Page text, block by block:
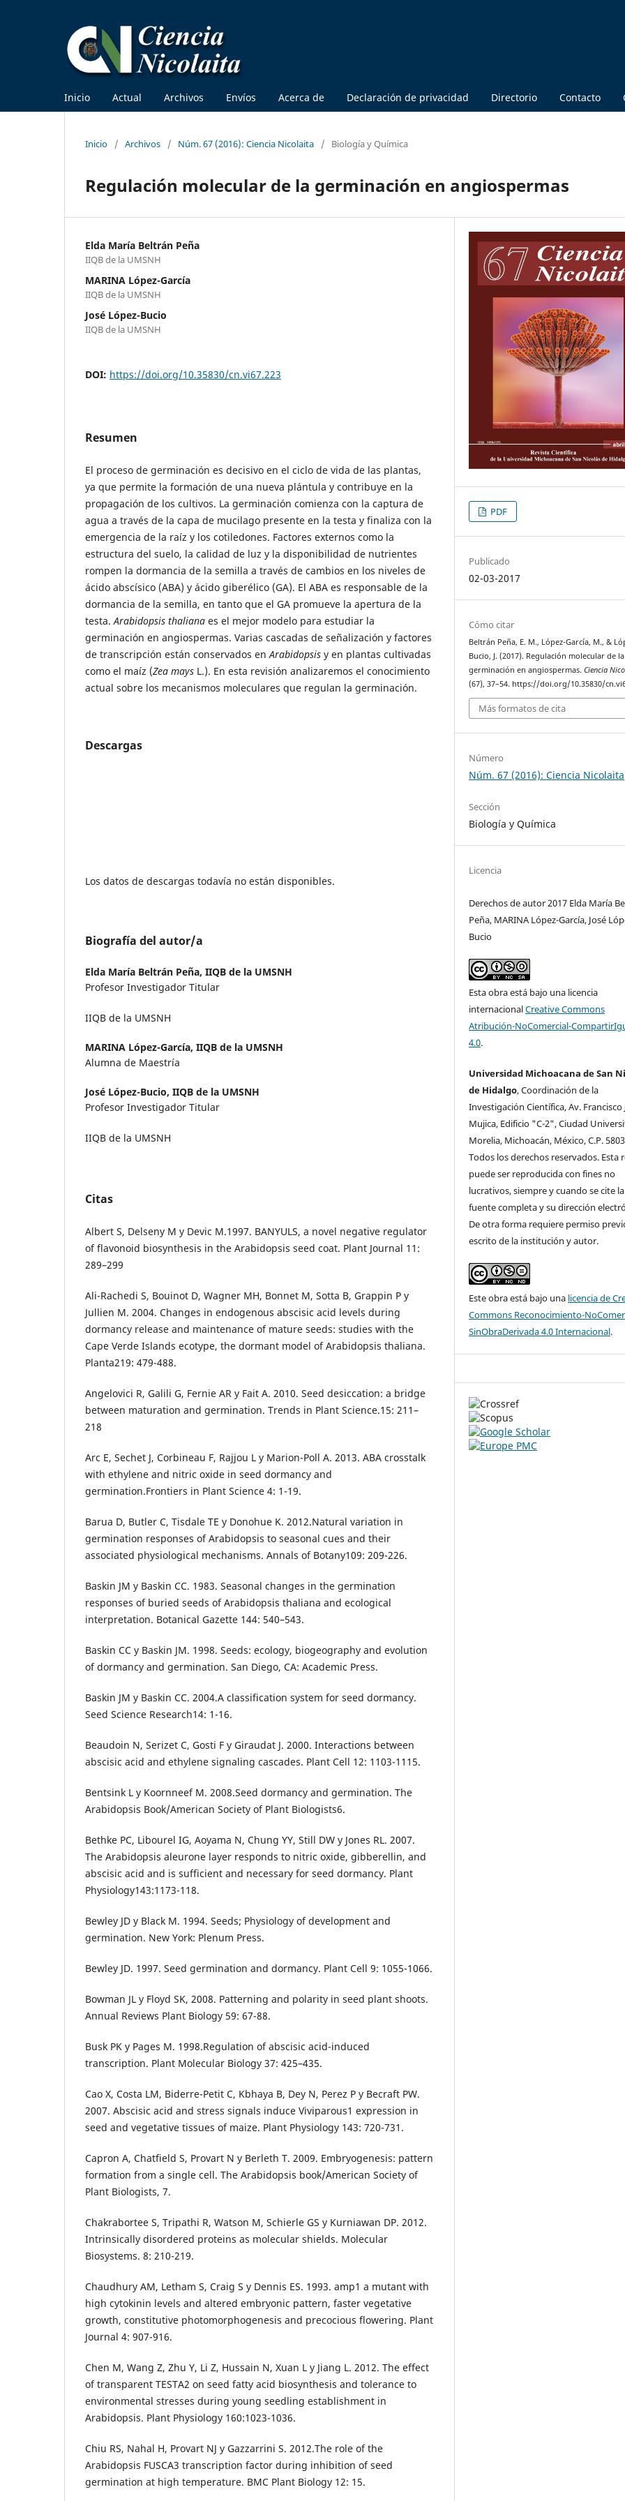
Inicio Actual Archivos Envíos Acerca de Declaración de privacidad Directorio Contacto
Inicio / Archivos / Núm. 67 (2016): Ciencia Nicolaita / Biología y Química
Regulación molecular de la germinación en angiospermas
Elda Marí­a Beltrán Peña
IIQB de la UMSNH
MARINA López-Garcí­a
IIQB de la UMSNH
José López-Bucio
IIQB de la UMSNH
DOI: https://doi.org/10.35830/cn.vi67.223
Resumen
El proceso de germinación es decisivo en el ciclo de vida de las plantas,
ya que permite la formación de una nueva plántula y contribuye en la
propagación de los cultivos. La germinación comienza con la captura de
agua a través de la capa de mucilago presente en la testa y finaliza con la
emergencia de la raíz y los cotiledones. Factores externos como la
estructura del suelo, la calidad de luz y la disponibilidad de nutrientes
rompen la dormancia de la semilla a través de cambios en los niveles de
ácido abscísico (ABA) y ácido giberélico (GA). El ABA es responsable de la
dormancia de la semilla, en tanto que el GA promueve la apertura de la
testa.Arabidopsis thaliana es el mejor modelo para estudiar la
germinación en angiospermas. Varias cascadas de señalización y factores
de transcripción están conservados enArabidopsis y en plantas cultivadas
como el maíz (Zea mays L.). En esta revisión analizaremos el conocimiento
actual sobre los mecanismos moleculares que regulan la germinación.
Descargas
Los datos de descargas todavía no están disponibles.
Biografía del autor/a
Elda Marí­a Beltrán Peña, IIQB de la UMSNH
Profesor Investigador Titular
IIQB de la UMSNH
MARINA López-Garcí­a, IIQB de la UMSNH
Alumna de Maestrí­a
José López-Bucio, IIQB de la UMSNH
Profesor Investigador Titular
IIQB de la UMSNH
Citas
Albert S, Delseny M y Devic M.1997. BANYULS, a novel negative regulator
of flavonoid biosynthesis in the Arabidopsis seed coat. Plant Journal 11:
289–299
Ali-Rachedi S, Bouinot D, Wagner MH, Bonnet M, Sotta B, Grappin P y
Jullien M. 2004. Changes in endogenous abscisic acid levels during
dormancy release and maintenance of mature seeds: studies with the
Cape Verde Islands ecotype, the dormant model of Arabidopsis thaliana.
Planta219: 479-488.
Angelovici R, Galili G, Fernie AR y Fait A. 2010. Seed desiccation: a bridge
between maturation and germination. Trends in Plant Science.15: 211–
218
Arc E, Sechet J, Corbineau F, Rajjou L y Marion-Poll A. 2013. ABA crosstalk
with ethylene and nitric oxide in seed dormancy and
germination.Frontiers in Plant Science 4: 1-19.
Barua D, Butler C, Tisdale TE y Donohue K. 2012.Natural variation in
germination responses of Arabidopsis to seasonal cues and their
associated physiological mechanisms. Annals of Botany109: 209-226.
Baskin JM y Baskin CC. 1983. Seasonal changes in the germination
responses of buried seeds of Arabidopsis thaliana and ecological
interpretation. Botanical Gazette 144: 540–543.
Baskin CC y Baskin JM. 1998. Seeds: ecology, biogeography and evolution
of dormancy and germination. San Diego, CA: Academic Press.
Baskin JM y Baskin CC. 2004.A classification system for seed dormancy.
Seed Science Research14: 1-16.
Beaudoin N, Serizet C, Gosti F y Giraudat J. 2000. Interactions between
abscisic acid and ethylene signaling cascades. Plant Cell 12: 1103-1115.
Bentsink L y Koornneef M. 2008.Seed dormancy and germination. The
Arabidopsis Book/American Society of Plant Biologists6.
Bethke PC, Libourel IG, Aoyama N, Chung YY, Still DW y Jones RL. 2007.
The Arabidopsis aleurone layer responds to nitric oxide, gibberellin, and
abscisic acid and is sufficient and necessary for seed dormancy. Plant
Physiology143:1173-118.
Bewley JD y Black M. 1994. Seeds; Physiology of development and
germination. New York: Plenum Press.
Bewley JD. 1997. Seed germination and dormancy. Plant Cell 9: 1055-1066.
Bowman JL y Floyd SK, 2008. Patterning and polarity in seed plant shoots.
Annual Reviews Plant Biology 59: 67-88.
Busk PK y Pages M. 1998.Regulation of abscisic acid-induced
transcription. Plant Molecular Biology 37: 425–435.
Cao X, Costa LM, Biderre-Petit C, Kbhaya B, Dey N, Perez P y Becraft PW.
2007. Abscisic acid and stress signals induce Viviparous1 expression in
seed and vegetative tissues of maize. Plant Physiology 143: 720-731.
Capron A, Chatfield S, Provart N y Berleth T. 2009. Embryogenesis: pattern
formation from a single cell. The Arabidopsis book/American Society of
Plant Biologists, 7.
Chakrabortee S, Tripathi R, Watson M, Schierle GS y Kurniawan DP. 2012.
Intrinsically disordered proteins as molecular shields. Molecular
Biosystems. 8: 210-219.
Chaudhury AM, Letham S, Craig S y Dennis ES. 1993. amp1 a mutant with
high cytokinin levels and altered embryonic pattern, faster vegetative
growth, constitutive photomorphogenesis and precocious flowering. Plant
Journal 4: 907-916.
Chen M, Wang Z, Zhu Y, Li Z, Hussain N, Xuan L y Jiang L. 2012. The effect
of transparent TESTA2 on seed fatty acid biosynthesis and tolerance to
environmental stresses during young seedling establishment in
Arabidopsis. Plant Physiology 160:1023-1036.
Chiu RS, Nahal H, Provart NJ y Gazzarrini S. 2012.The role of the
Arabidopsis FUSCA3 transcription factor during inhibition of seed
germination at high temperature. BMC Plant Biology 12: 15.
PDF
Publicado
02-03-2017
Cómo citar
Beltrán Peña, E. M., López-Garcí­a, M., &
Bucio, J. (2017). Regulación molecular de la
germinación en angiospermas.Ciencia
(67), 37–54. https://doi.org/10.35830/
Más formatos de cita
Número
Núm. 67 (2016): Ciencia Nicolaita
Sección
Biología y Química
Licencia
Derechos de autor 2017 Elda Marí­a
Peña, MARINA López-Garcí­a, José
Bucio
Esta obra está bajo una licencia
internacionalCreative Commons
Atribución-NoComercial-
4.0.
Universidad Michoacana de San
de Hidalgo, Coordinación de la
Investigación Cientí­fica, Av. Francisco
Mujica, Edificio "C-2", Ciudad
Morelia, Michoacán, México, C.P.
Todos los derechos reservados. Esta
puede ser reproducida con fines no
lucrativos, siempre y cuando se cite la
fuente completa y su dirección
De otra forma requiere permiso
escrito de la institución y autor.
Este obra está bajo una licencia de
Commons Reconocimiento-
SinObraDerivada 4.0 Internacional.